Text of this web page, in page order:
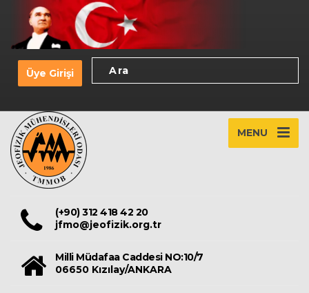
Üye Girişi
MENU
(+90) 312 418 42 20
jfmo@jeofizik.org.tr
Milli Müdafaa Caddesi NO:10/7
06650 Kızılay/ANKARA